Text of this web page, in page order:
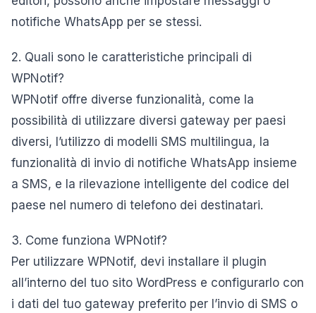
notifiche WhatsApp per se stessi.
2. Quali sono le caratteristiche principali di
WPNotif?
WPNotif offre diverse funzionalità, come la
possibilità di utilizzare diversi gateway per paesi
diversi, l’utilizzo di modelli SMS multilingua, la
funzionalità di invio di notifiche WhatsApp insieme
a SMS, e la rilevazione intelligente del codice del
paese nel numero di telefono dei destinatari.
3. Come funziona WPNotif?
Per utilizzare WPNotif, devi installare il plugin
all’interno del tuo sito WordPress e configurarlo con
i dati del tuo gateway preferito per l’invio di SMS o